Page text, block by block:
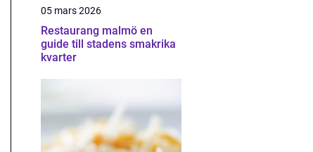
05 mars 2026
Restaurang malmö en
guide till stadens smakrika
kvarter